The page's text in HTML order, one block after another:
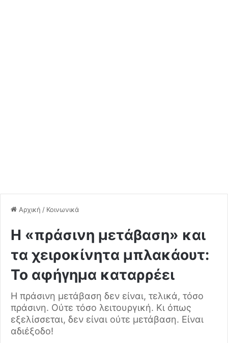
Αρχική / Κοινωνικά
Η «πράσινη μετάβαση» και
τα χειροκίνητα μπλακάουτ:
Το αφήγημα καταρρέει
Η πράσινη μετάβαση δεν είναι, τελικά, τόσο
πράσινη. Ούτε τόσο λειτουργική. Κι όπως
εξελίσσεται, δεν είναι ούτε μετάβαση. Είναι
αδιέξοδο!